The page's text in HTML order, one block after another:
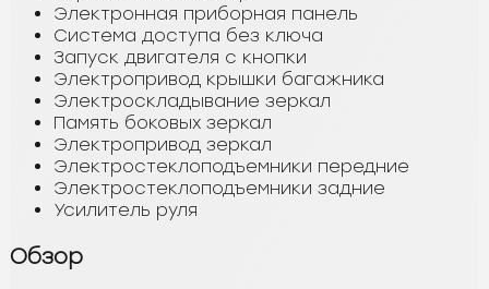
Электронная приборная панель
Система доступа без ключа
Запуск двигателя с кнопки
Электропривод крышки багажника
Электроскладывание зеркал
Память боковых зеркал
Электропривод зеркал
Электростеклоподъемники передние
Электростеклоподъемники задние
Усилитель руля
Обзор